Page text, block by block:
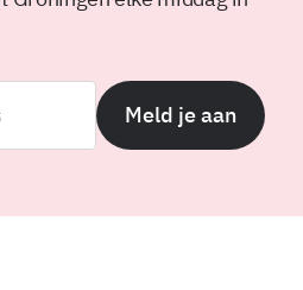
Meld je aan